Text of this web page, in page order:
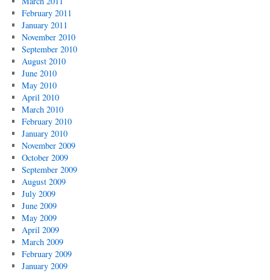
February 2011
January 2011
November 2010
September 2010
August 2010
June 2010
May 2010
April 2010
March 2010
February 2010
January 2010
November 2009
October 2009
September 2009
August 2009
July 2009
June 2009
May 2009
April 2009
March 2009
February 2009
January 2009